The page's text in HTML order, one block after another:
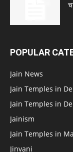
POPULAR
Jain News
Jain Temples in
Jain Temples in
Jainism
Jain Temples in
Jinvani